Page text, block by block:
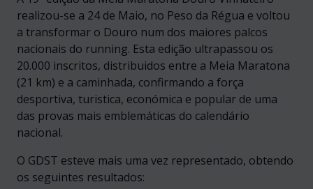
realizou-se a 24 de Maio, no Peso da Régua e voltou
a transformar o Douro num dos maiores palcos
nacionais do running. Esta edição ultrapassou os
20.000 inscritos, distribuidos entre a Meia Maratona
(21 km) e a caminhada, confirmando a força
desportiva, turistica, económica e popular de uma
das provas mais emblemáticas do calendário
nacional.
O GDST esteve mais uma vez representado, obtendo
os seguintes resultados: